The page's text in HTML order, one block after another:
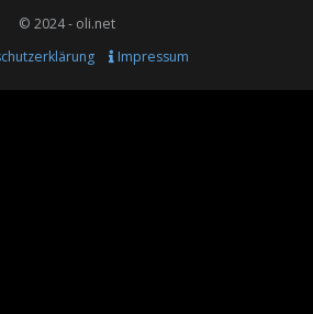
© 2024 - oli.net
Impressum